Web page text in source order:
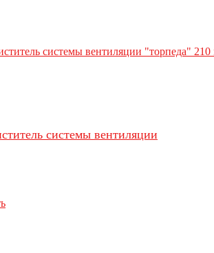
системы вентиляции